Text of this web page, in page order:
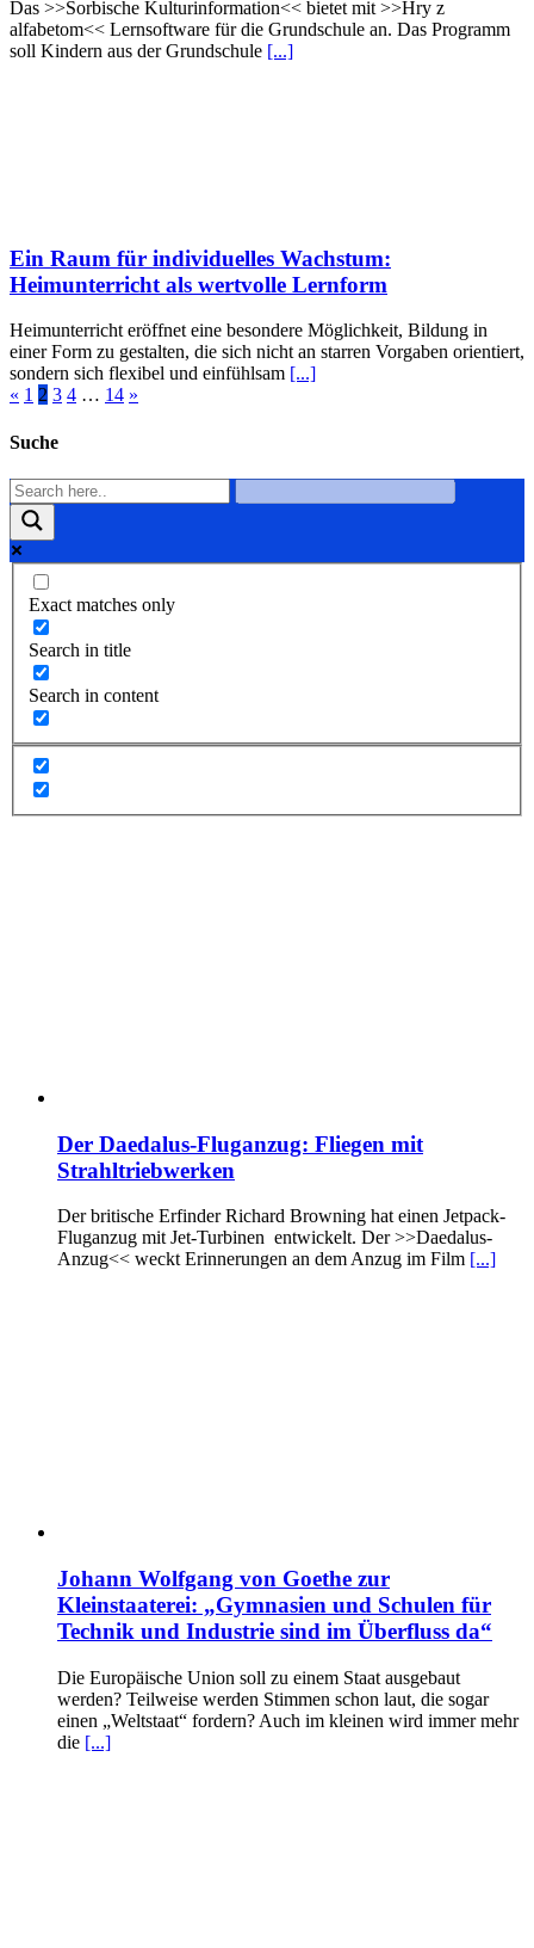
Das >>Sorbische Kulturinformation<< bietet mit >>Hry z
alfabetom<< Lernsoftware für die Grundschule an. Das Programm
soll Kindern aus der Grundschule [...]
Ein Raum für individuelles Wachstum:
Heimunterricht als wertvolle Lernform
Heimunterricht eröffnet eine besondere Möglichkeit, Bildung in
einer Form zu gestalten, die sich nicht an starren Vorgaben orientiert,
sondern sich flexibel und einfühlsam [...]
« 1 2 3 4 … 14 »
Suche
Exact matches only
Search in title
Search in content
Der Daedalus-Fluganzug: Fliegen mit
Strahltriebwerken
Der britische Erfinder Richard Browning hat einen Jetpack-
Fluganzug mit Jet-Turbinen entwickelt. Der >>Daedalus-
Anzug<< weckt Erinnerungen an dem Anzug im Film [...]
Johann Wolfgang von Goethe zur
Kleinstaaterei: „Gymnasien und Schulen für
Technik und Industrie sind im Überfluss da“
Die Europäische Union soll zu einem Staat ausgebaut
werden? Teilweise werden Stimmen schon laut, die sogar
einen „Weltstaat“ fordern? Auch im kleinen wird immer mehr
die [...]